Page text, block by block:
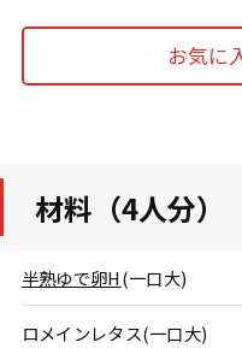
お気に
材料（4人分）
半熟ゆで卵H(一口大)
ロメインレタス(一口大)